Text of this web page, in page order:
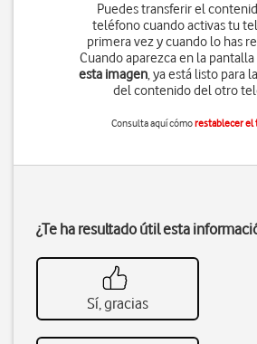
Puedes transferir el
teléfono cuando activas tu
primera vez y cuando lo has
Cuando aparezca en la
esta imagen, ya está listo para
del contenido del otro
Consulta aquí cómorestablecer el
¿Te ha resultado útil esta
Sí, gracias